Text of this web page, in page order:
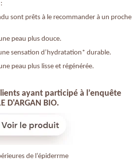
:
sont prêts à le recommander à un proche
peau plus douce.
sensation d’hydratation* durable.
peau plus lisse et régénérée.
ayant participé à l’enquête
D'ARGAN BIO.
de l’épiderrme